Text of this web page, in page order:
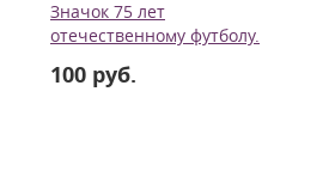
Значок 75 лет
отечественному футболу.
100 руб.